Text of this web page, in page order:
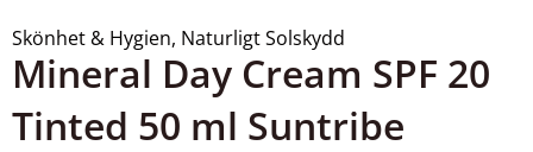
Skönhet & Hygien, Naturligt Solskydd
Mineral Day Cream SPF 20
Tinted 50 ml Suntribe